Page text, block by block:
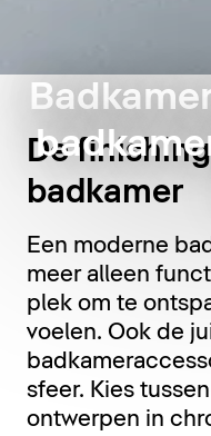
De
badkamer
Een moderne
meer alleen
plek om te
voelen. Ook de
sfeer. Kies
ontwerpen in